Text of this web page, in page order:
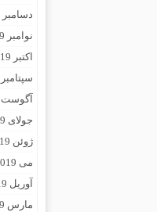
دسامبر 2019
نوامبر 2019
اکتبر 2019
سپتامبر 2019
آگوست 2019
جولای 2019
ژوئن 2019
می 2019
آوریل 2019
مارس 2019